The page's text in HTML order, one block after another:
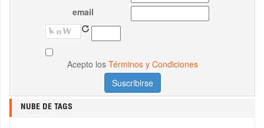
email
Acepto los Términos y Condiciones
NUBE DE TAGS